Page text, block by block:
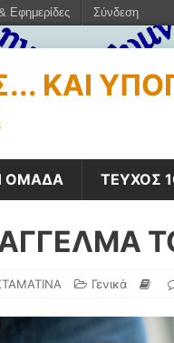
ΚΑΙ
ΟΜΑΔΑ ΤΕΥΧΟΣ
Γενικά
Εφημερίδες Σύνδεση